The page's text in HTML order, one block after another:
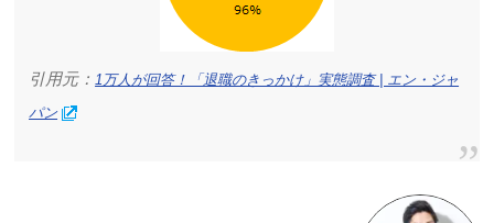
引用元： 1万人が回答！「退職のきっかけ」実態調査 | エン・ジャ
パン